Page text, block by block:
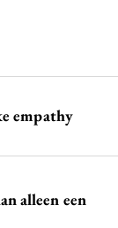
empathy
alleen een